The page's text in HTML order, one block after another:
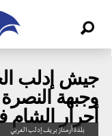
جيش إدلب
وجبهة
أحرار الشام
بلدة أرمناز بريف إدلب الغربي